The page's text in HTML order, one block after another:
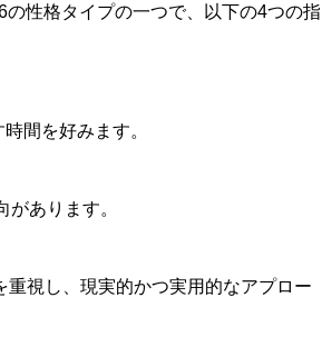
の性格タイプの一つで、以下の4つの指
間を好みます。
あります。
重視し、現実的かつ実用的なアプロー